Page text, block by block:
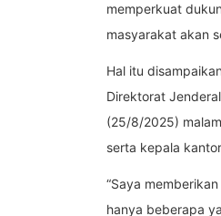
memperkuat
masyarakat akan
Hal itu
Direktorat
(25/8/2025)
serta kepala
“Saya
hanya beberapa